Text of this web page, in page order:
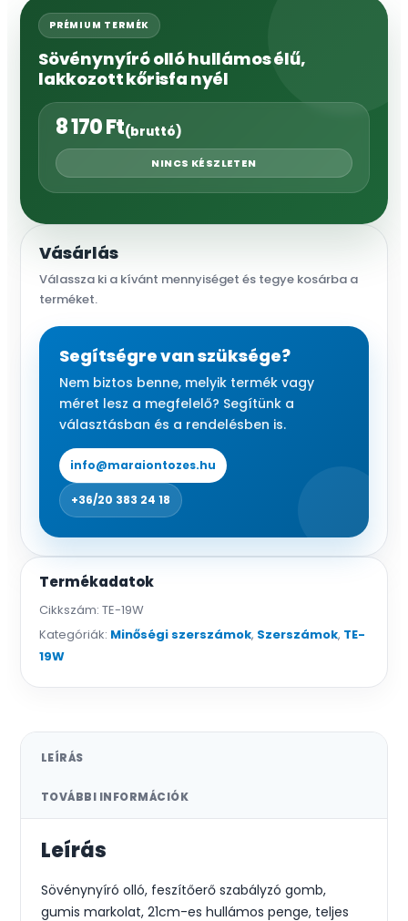
PRÉMIUM TERMÉK
Sövénynyíró olló hullámos élű,
lakkozott kőrisfa nyél
8 170Ft(bruttó)
NINCS KÉSZLETEN
Vásárlás
Válassza ki a kívánt mennyiséget és tegye kosárba a
terméket.
Segítségre van szüksége?
Nem biztos benne, melyik termék vagy
méret lesz a megfelelő? Segítünk a
választásban és a rendelésben is.
info@maraiontozes.hu
+36/20 383 24 18
Termékadatok
Cikkszám: TE-19W
Kategóriák: Minőségi szerszámok, Szerszámok, TE-
19W
LEÍRÁS
TOVÁBBI INFORMÁCIÓK
Leírás
Sövénynyíró olló, feszítőerő szabályzó gomb,
gumis markolat, 21cm-es hullámos penge, teljes